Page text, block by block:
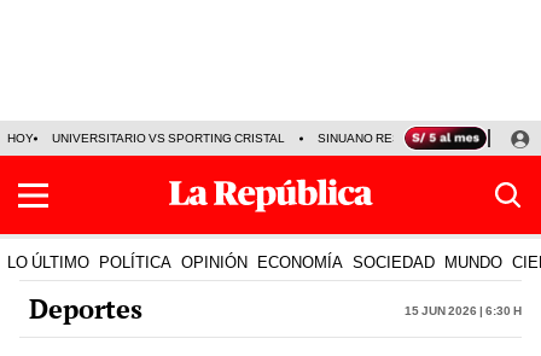
HOY UNIVERSITARIO VS SPORTING CRISTAL SINUANO RESULTADOS HOY
LO ÚLTIMO POLÍTICA OPINIÓN ECONOMÍA SOCIEDAD MUNDO
Deportes 15 Jun 2026 | 6:30 h